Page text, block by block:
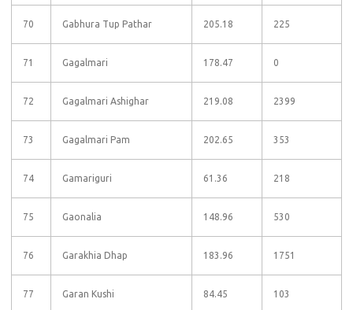
70 Gabhura Tup Pathar 205.18 225
71 Gagalmari 178.47 0
72 Gagalmari Ashighar 219.08 2399
73 Gagalmari Pam 202.65 353
74 Gamariguri 61.36 218
75 Gaonalia 148.96 530
76 Garakhia Dhap 183.96 1751
77 Garan Kushi 84.45 103